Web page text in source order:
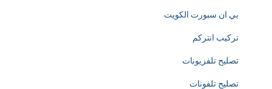
e
d
بي ان سبورت الكويت
تركيب انتركم
تصليح تلفزيونات
تصليح تلفونات